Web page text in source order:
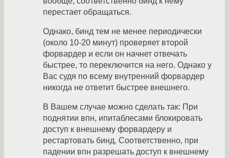
перестает обращаться.
Однако, бинд тем не менее периодически
(около 10-20 минут) проверяет второй
форвардер и если он начнет отвечать
быстрее, то переключится на него. Однако у
Вас судя по всему внутренний форвардер
никогда не ответит быстрее внешнего.
В Вашем случае можно сделать так: При
поднятии впн, ипитаблесами блокировать
доступ к внешнему форвардеру и
рестартовать бинд. Соответственно, при
падении впн разрешать доступ к внешнему